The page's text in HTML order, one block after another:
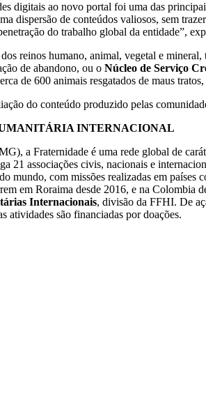
digitais ao novo portal foi uma das
dispersão de conteúdos valiosos, sem
do trabalho global da entidade”,
reinos humano, animal, vegetal e
de abandono, ou o Núcleo de Serviço
de 600 animais resgatados de maus
do conteúdo produzido pelas
INTERNACIONAL
a Fraternidade é uma rede global de
21 associações civis, nacionais e
mundo, com missões realizadas em
em Roraima desde 2016, e na
Internacionais, divisão da FFHI. De
atividades são financiadas por doações.